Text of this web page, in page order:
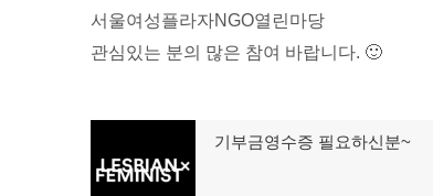
서울여성플라자NGO열린마당
관심있는 분의 많은 참여 바랍니다. 🙂
탐전
기부금영수증 필요하신분~